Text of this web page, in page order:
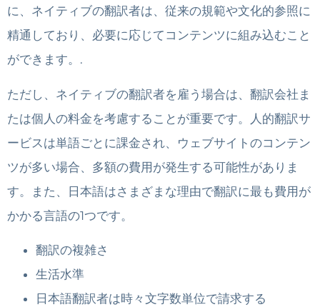
に、ネイティブの翻訳者は、従来の規範や文化的参照に
精通しており、必要に応じてコンテンツに組み込むこと
ができます。.
ただし、ネイティブの翻訳者を雇う場合は、翻訳会社ま
たは個人の料金を考慮することが重要です。人的翻訳サ
ービスは単語ごとに課金され、ウェブサイトのコンテン
ツが多い場合、多額の費用が発生する可能性がありま
す。また、日本語はさまざまな理由で翻訳に最も費用が
かかる言語の1つです。
翻訳の複雑さ
生活水準
日本語翻訳者は時々文字数単位で請求する